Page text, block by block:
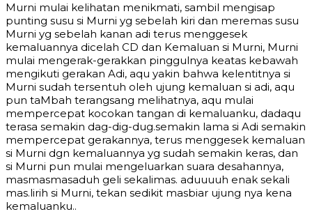
Murni mulai kelihatan menikmati, sambil mengisap
punting susu si Murni yg sebelah kiri dan meremas susu
Murni yg sebelah kanan adi terus menggesek
kemaluannya dicelah CD dan Kemaluan si Murni, Murni
mulai mengerak-gerakkan pinggulnya keatas kebawah
mengikuti gerakan Adi, aqu yakin bahwa kelentitnya si
Murni sudah tersentuh oleh ujung kemaluan si adi, aqu
pun taMbah terangsang melihatnya, aqu mulai
mempercepat kocokan tangan di kemaluanku, dadaqu
terasa semakin dag-dig-dug.semakin lama si Adi semakin
mempercepat gerakannya, terus menggesek kemaluan
si Murni dgn kemaluannya yg sudah semakin keras, dan
si Murni pun mulai mengeluarkan suara desahannya,
masmasmasaduh geli sekalimas. aduuuuh enak sekali
mas.lirih si Murni, tekan sedikit masbiar ujung nya kena
kemaluanku..